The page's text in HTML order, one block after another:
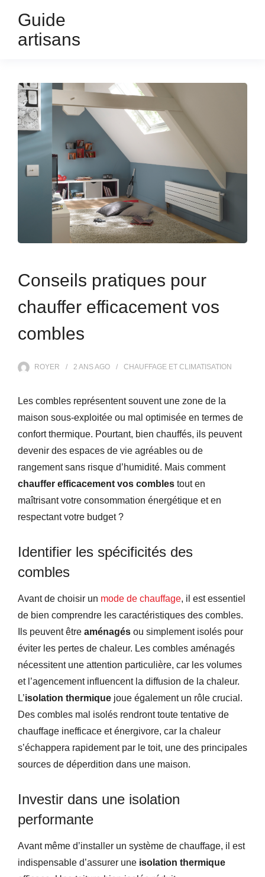
Guide
artisans
Conseils pratiques pour
chauffer efficacement vos
combles
ROYER 2 ANSAGO CHAUFFAGE ET CLIMATISATION
Les combles représentent souvent une zone de la
maison sous-exploitée ou mal optimisée en termes de
confort thermique. Pourtant, bien chauffés, ils peuvent
devenir des espaces de vie agréables ou de
rangement sans risque d’humidité. Mais comment
chauffer efficacement vos combles tout en
maîtrisant votre consommation énergétique et en
respectant votre budget ?
Identifier les spécificités des
combles
Avant de choisir un mode de chauffage, il est essentiel
de bien comprendre les caractéristiques des combles.
Ils peuvent être aménagés ou simplement isolés pour
éviter les pertes de chaleur. Les combles aménagés
nécessitent une attention particulière, car les volumes
et l’agencement influencent la diffusion de la chaleur.
L’isolation thermique joue également un rôle crucial.
Des combles mal isolés rendront toute tentative de
chauffage inefficace et énergivore, car la chaleur
s’échappera rapidement par le toit, une des principales
sources de déperdition dans une maison.
Investir dans une isolation
performante
Avant même d’installer un système de chauffage, il est
indispensable d’assurer une isolation thermique